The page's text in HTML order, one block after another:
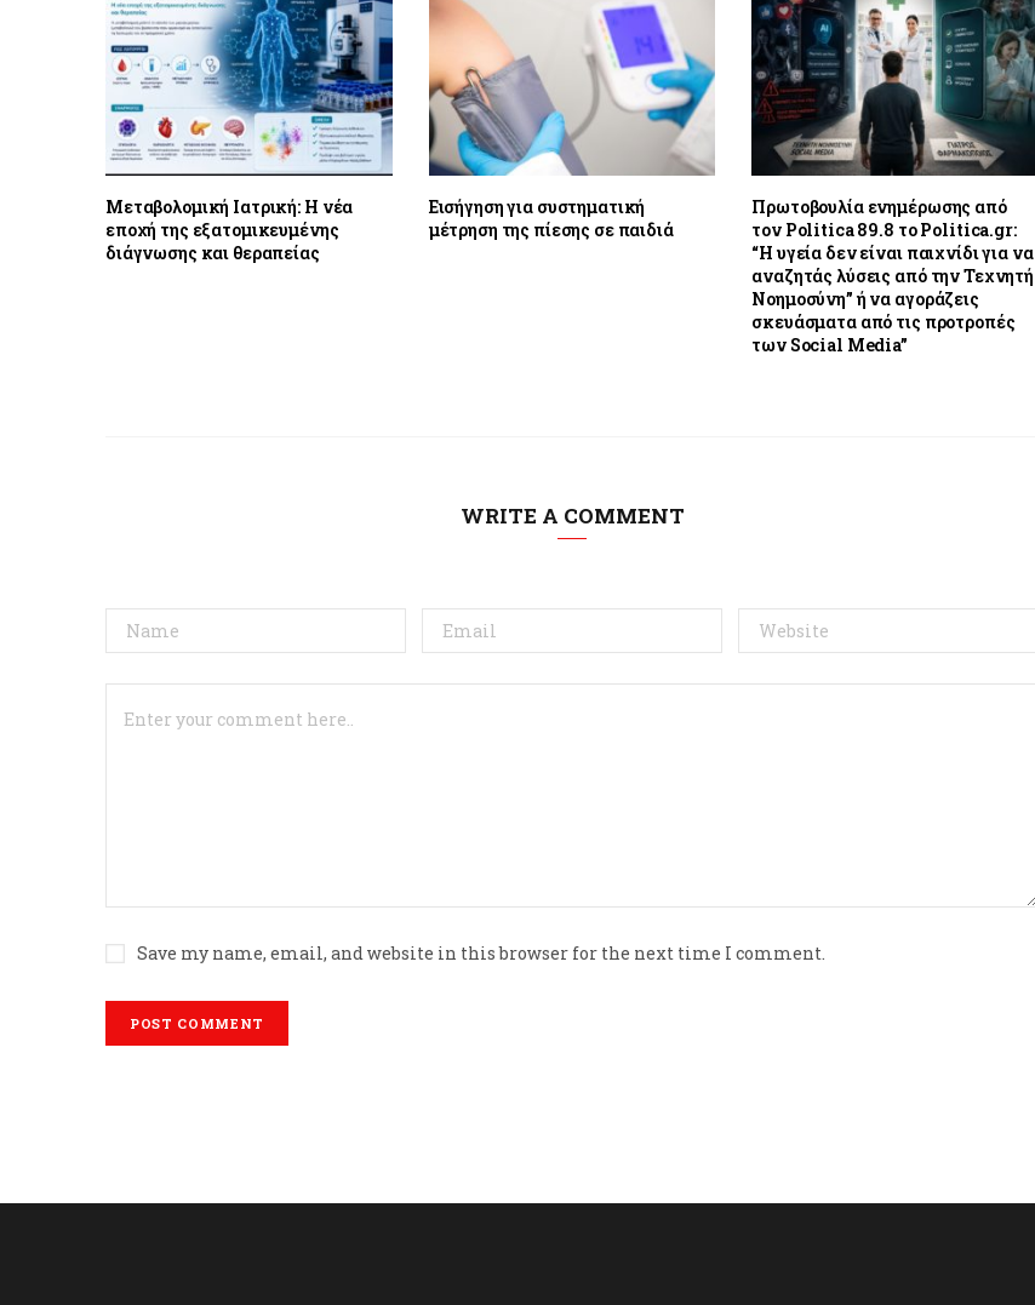
Μεταβολομική Ιατρική: Η νέα
εποχή της εξατομικευμένης
διάγνωσης και θεραπείας
Εισήγηση για συστηματική
μέτρηση της πίεσης σε παιδιά
Πρωτοβουλία ενημέρωσης από
τον Politica 89.8 το Politica.gr:
“Η υγεία δεν είναι παιχνίδι για να
αναζητάς λύσεις από την Τεχνητή
Νοημοσύνη” ή να αγοράζεις
σκευάσματα από τις προτροπές
των Social Media”
WRITE A COMMENT
Save my name, email, and website in this browser for the next time I comment.